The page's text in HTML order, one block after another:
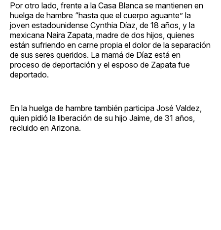
Por otro lado, frente a la Casa Blanca se mantienen en
huelga de hambre “hasta que el cuerpo aguante” la
joven estadounidense Cynthia Díaz, de 18 años, y la
mexicana Naira Zapata, madre de dos hijos, quienes
están sufriendo en carne propia el dolor de la separación
de sus seres queridos. La mamá de Díaz está en
proceso de deportación y el esposo de Zapata fue
deportado.
En la huelga de hambre también participa José Valdez,
quien pidió la liberación de su hijo Jaime, de 31 años,
recluido en Arizona.